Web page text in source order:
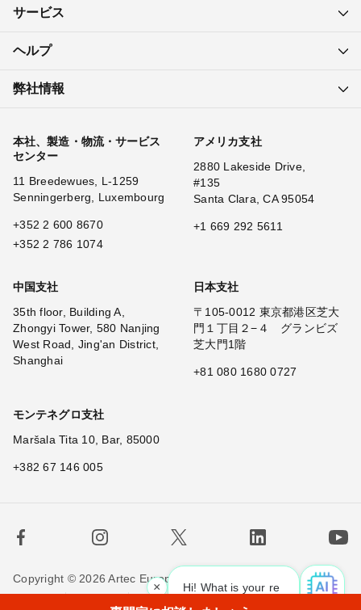
Hi! What is your request? 👀
×
サービス
ヘルプ
弊社情報
本社、製造・物流・サービス
センター
11 Breedewues, L-1259
Senningerberg, Luxembourg
+352 2 600 8670
+352 2 786 1074
アメリカ支社
2880 Lakeside Drive,
#135
Santa Clara, CA 95054
+1 669 292 5611
中国支社
35th floor, Building A,
Zhongyi Tower, 580 Nanjing
West Road, Jing'an District,
Shanghai
日本支社
〒105-0012 東京都港区芝大
門１丁目２−４ グランビズ
芝大門1階
+81 080 1680 0727
モンテネグロ支社
Maršala Tita 10, Bar, 85000
+382 67 146 005
Copyright © 2026 Artec Europe. All rights reserved.